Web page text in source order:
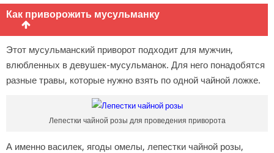
Как приворожить мусульманку
Этот мусульманский приворот подходит для мужчин,
влюбленных в девушек-мусульманок. Для него понадобятся
разные травы, которые нужно взять по одной чайной ложке.
Лепестки чайной розы для проведения приворота
А именно василек, ягоды омелы, лепестки чайной розы,